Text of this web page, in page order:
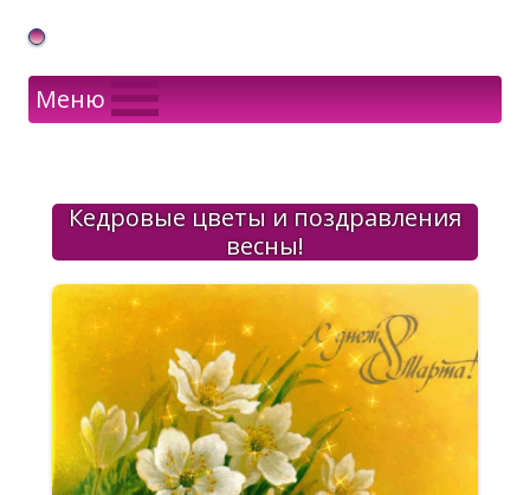
Gif Открытки в подарок
Меню
Кедровые цветы и поздравления
весны!